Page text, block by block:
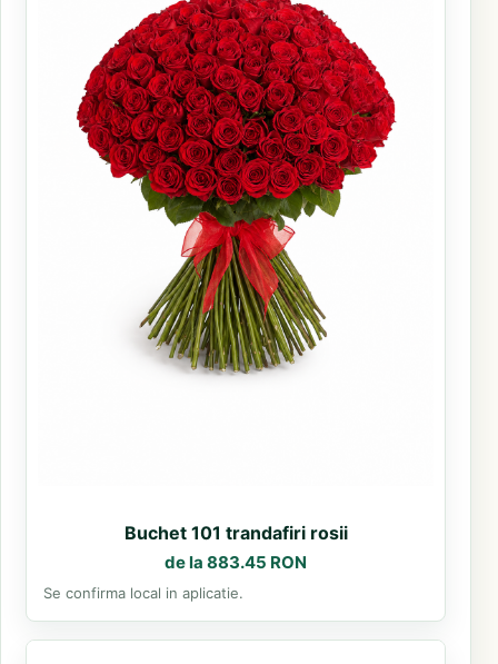
Buchet 101 trandafiri rosii
de la 883.45 RON
Se confirma local in aplicatie.